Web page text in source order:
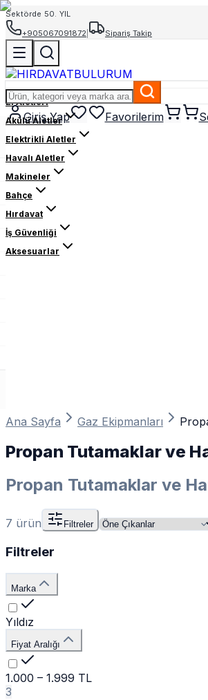
Sektörde 50. YIL
+905067091872
Sipariş Takip
Giriş Yap Favorilerim
El Aletleri
Akülü Aletler
Elektrikli Aletler
Havalı Aletler
Makineler
Bahçe
Hırdavat
İş Güvenliği
Aksesuarlar
Ana Sayfa Gaz Ekipmanları
Propan Tutamaklar ve
Propan Tutamaklar ve
7 ürün Filtreler
Filtreler
Marka
Yıldız
Fiyat Aralığı
1.000 – 1.999 TL
3